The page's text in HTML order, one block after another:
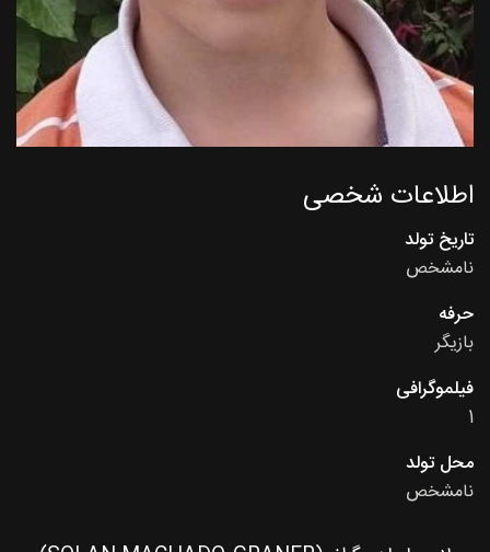
اطلاعات شخصی
تاریخ تولد
نامشخص
حرفه
بازیگر
فیلموگرافی
1
محل تولد
نامشخص